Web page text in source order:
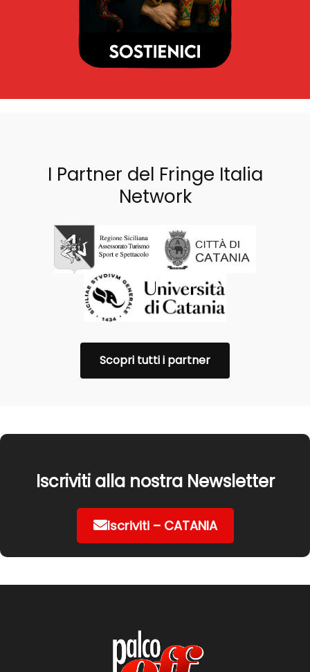
I Partner del Fringe Italia
Network
Scopri tutti i partner
Iscriviti alla nostra Newsletter
Iscriviti – CATANIA